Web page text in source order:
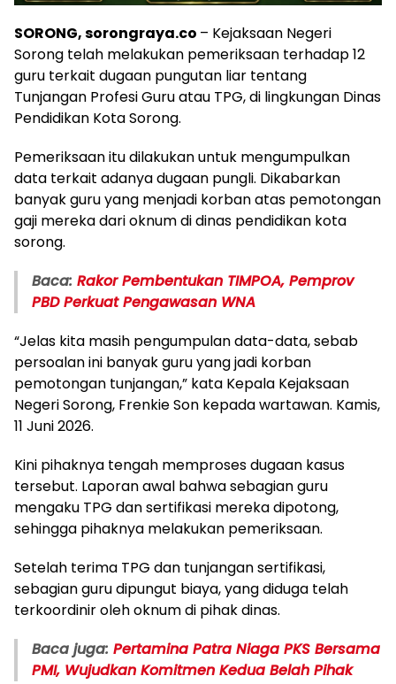
SORONG, sorongraya.co – Kejaksaan Negeri
Sorong telah melakukan pemeriksaan terhadap 12
guru terkait dugaan pungutan liar tentang
Tunjangan Profesi Guru atau TPG, di lingkungan Dinas
Pendidikan Kota Sorong.
Pemeriksaan itu dilakukan untuk mengumpulkan
data terkait adanya dugaan pungli. Dikabarkan
banyak guru yang menjadi korban atas pemotongan
gaji mereka dari oknum di dinas pendidikan kota
sorong.
Baca: Rakor Pembentukan TIMPOA, Pemprov
PBD Perkuat Pengawasan WNA
“Jelas kita masih pengumpulan data-data, sebab
persoalan ini banyak guru yang jadi korban
pemotongan tunjangan,” kata Kepala Kejaksaan
Negeri Sorong, Frenkie Son kepada wartawan. Kamis,
11 Juni 2026.
Kini pihaknya tengah memproses dugaan kasus
tersebut. Laporan awal bahwa sebagian guru
mengaku TPG dan sertifikasi mereka dipotong,
sehingga pihaknya melakukan pemeriksaan.
Setelah terima TPG dan tunjangan sertifikasi,
sebagian guru dipungut biaya, yang diduga telah
terkoordinir oleh oknum di pihak dinas.
Baca juga: Pertamina Patra Niaga PKS Bersama
PMI, Wujudkan Komitmen Kedua Belah Pihak